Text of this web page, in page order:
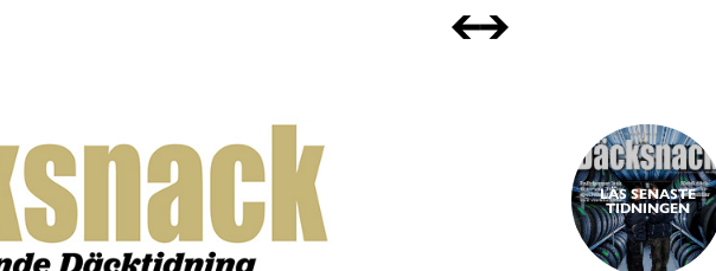
LÄS SENASTE
TIDNINGEN